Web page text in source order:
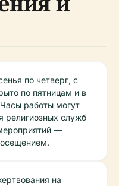
по четверг, с
по пятницам и в
работы могут
религиозных служб
—
на